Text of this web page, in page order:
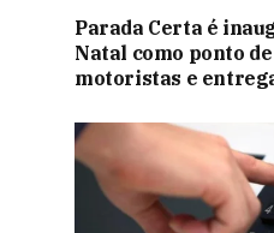
Parada Certa é
Natal como ponto
motoristas e